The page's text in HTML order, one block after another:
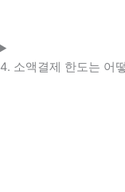
4. 소액결제 한도는 어